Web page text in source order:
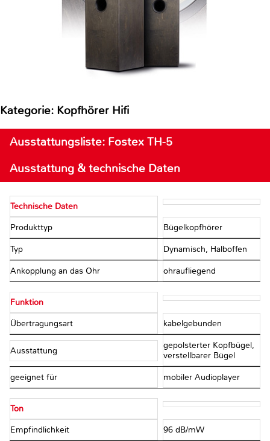
Kategorie: Kopfhörer Hifi
Ausstattungsliste: Fostex TH-5
Ausstattung & technische Daten
Technische Daten
Produkttyp Bügelkopfhörer
Typ Dynamisch, Halboffen
Ankopplung an das Ohr ohraufliegend
Funktion
Übertragungsart kabelgebunden
Ausstattung
gepolsterter Kopfbügel,
verstellbarer Bügel
geeignet für mobiler Audioplayer
Ton
Empfindlichkeit 96 dB/mW